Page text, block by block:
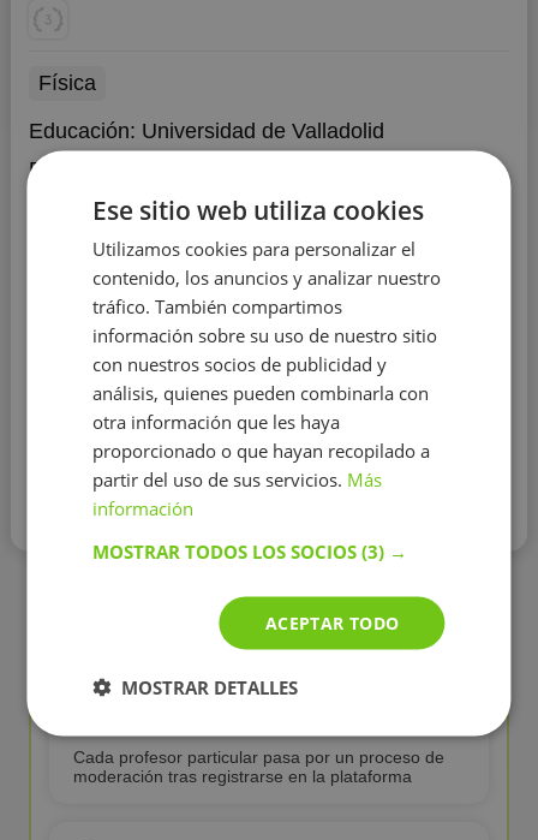
Física
Educación: Universidad de Valladolid
Experiencia:
Soy Rodrigo, estudiante de física, doy clases de
matemáticas, física y química hasta nivel de
selectividad.Soy Rodrigo, un estudiante de física.
Desde pequeño me han gustado las ciencias, y
compartirlas con otras personas. Me gusta enseñar lo
que son las matemáticas o la física en realidad, más allá
de lo que se suele estudiar de forma estándar,
introduciendo ejemplos y anécdotas divertidas durante
Mostrar más
Contactar con el tutor
¿Por qué elegir clases de Física con
profesor particular en BuscaTuProfesor?
Cada profesor particular pasa por un proceso de
moderación tras registrarse en la plataforma
Ese sitio web utiliza cookies
Utilizamos cookies para personalizar el
contenido, los anuncios y analizar nuestro
tráfico. También compartimos
información sobre su uso de nuestro sitio
con nuestros socios de publicidad y
análisis, quienes pueden combinarla con
otra información que les haya
proporcionado o que hayan recopilado a
partir del uso de sus servicios. Más
información
MOSTRAR TODOS LOS SOCIOS(3) →
ACEPTAR TODO
MOSTRAR DETALLES